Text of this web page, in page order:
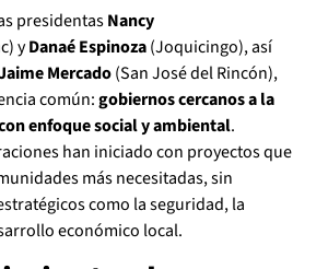
presidentasNancy
yDanaé Espinoza(Joquicingo), así
Mercado(San José del Rincón),
común:gobiernos cercanos a la
enfoque social y ambiental.
han iniciado con proyectos que
más necesitadas, sin
como la seguridad, la
económico local.